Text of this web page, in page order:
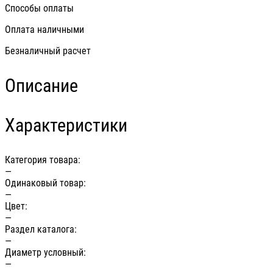
Способы оплаты
Оплата наличными
Безналичный расчет
Описание
Характеристики
Категория товара:
—
Одинаковый товар:
—
Цвет:
—
Раздел каталога:
—
Диаметр условный:
—